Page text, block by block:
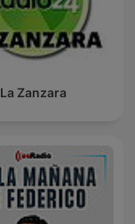
La Zanzara